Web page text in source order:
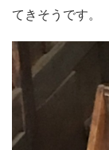
てきそうです。